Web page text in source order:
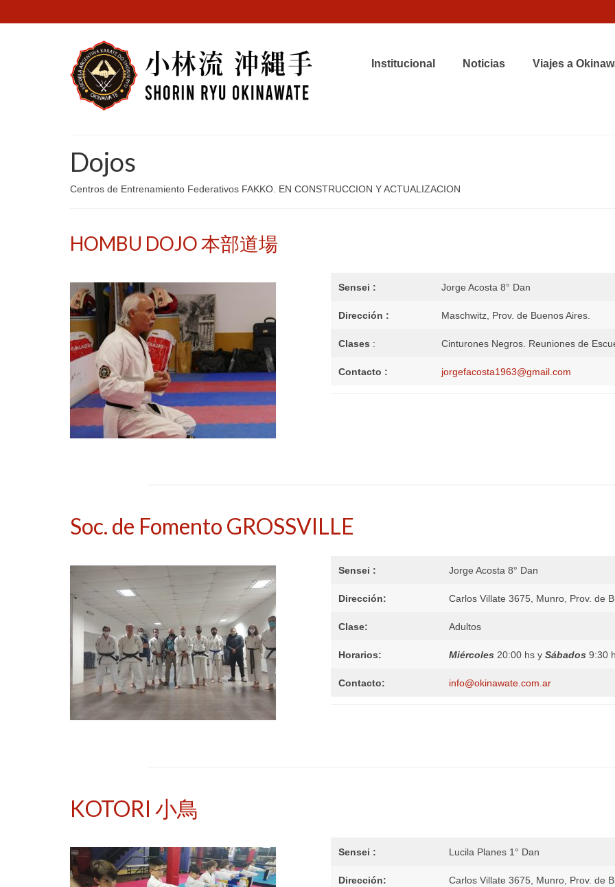
Institucional Noticias Viajes a
Dojos
Centros de Entrenamiento Federativos FAKKO. EN CONSTRUCCION Y ACTUALIZACION
HOMBU DOJO本部道場
Sensei : Jorge Acosta 8° Dan
Dirección : Maschwitz, Prov. de Buenos Aires.
Clases : Cinturones Negros. Reuniones de
Contacto : jorgefacosta1963@gmail.com
Soc. de Fomento GROSSVILLE
Sensei : Jorge Acosta 8° Dan
Dirección: Carlos Villate 3675, Munro, Prov. de
Clase: Adultos
Horarios: Miércoles20:00 hs y Sábados 9:30
Contacto: info@okinawate.com.ar
KOTORI 小鳥
Sensei : Lucila Planes 1° Dan
Dirección: Carlos Villate 3675, Munro, Prov. de